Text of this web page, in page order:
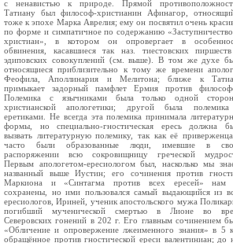
с ненавистью к природе. Прямой
Татиану был философ-христианин Афинагор,
тоже к эпохе Марка Аврелия; ему он посвятил очень
по форме и симпатичное по содержанию «Заступничество
христиан», в котором он опровергает в
обвинения, касавшиеся так наз. тиестовских
эдиповских совокуплений (см. выше). В том же духе
относящиеся приблизительно к тому же времени
Феофила, Аполлинария и Мелитона; ближе к
примыкает задорный памфлет Ермия против
Полемика с язычниками была только одной
христианской апологетики; другой была
еретиками. Не всегда эта полемика принимала
формы, но специально-гностическая ересь должна
вызвать литературную полемику, так как её
часто были образованные люди, имевшие в
распоряжении всю сокровищницу греческой
Первым апологетом-ересиологом был, насколько мы
названный выше Иустин; его сочинения против
Маркиона и «Синтагма против всех ересей» нам
сохранены, но ими пользовался самый выдающийся из
ересиологов, Ириней, ученик апостольского мужа
погибший мученической смертью в Лионе во
Северовских гонений в 202 г. Его главным сочинением
«Обличение и опровержение лжеименного знания» в 5
обращённое против гностической ереси валентиниан; до